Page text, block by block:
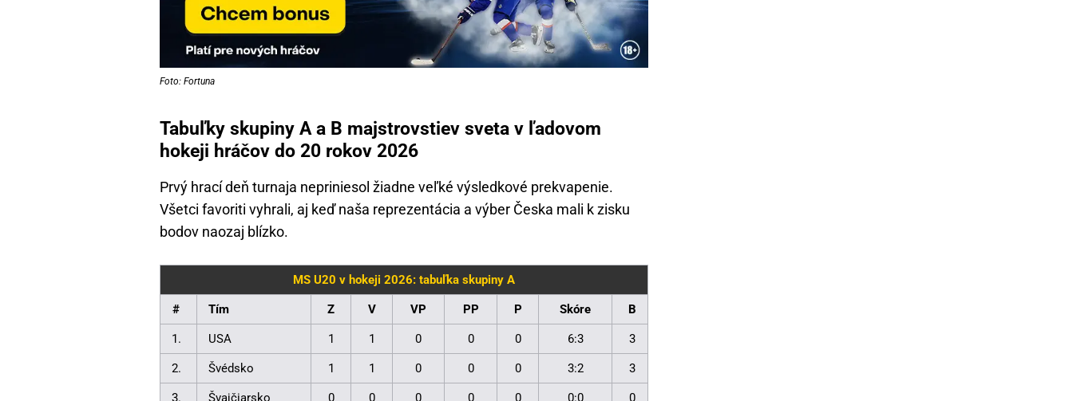
Foto: Fortuna
Tabuľky skupiny A a B majstrovstiev sveta v ľadovom
hokeji hráčov do 20 rokov 2026
Prvý hrací deň turnaja nepriniesol žiadne veľké výsledkové prekvapenie.
Všetci favoriti vyhrali, aj keď naša reprezentácia a výber Česka mali k zisku
bodov naozaj blízko.
MS U20 v hokeji 2026: tabuľka skupiny A
# Tím Z V VP PP P Skóre B
1. USA 1 1 0 0 0 6:3 3
2. Švédsko 1 1 0 0 0 3:2 3
3. Švajčiarsko 0 0 0 0 0 0:0 0